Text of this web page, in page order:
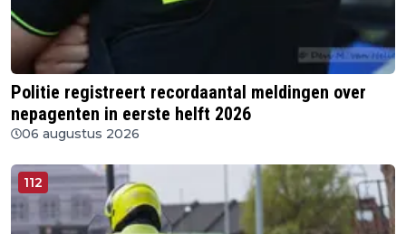
Politie registreert recordaantal meldingen over
nepagenten in eerste helft 2026
06 augustus 2026
112